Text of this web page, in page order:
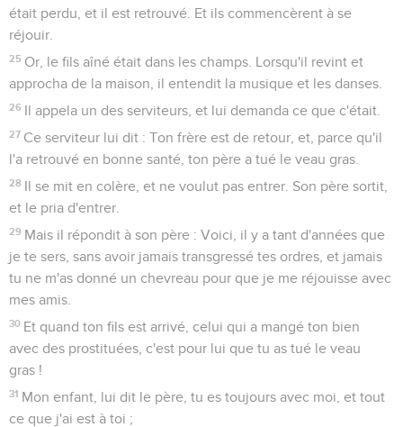
était perdu, et il est retrouvé. Et ils commencèrent à se
réjouir.
25 Or, le fils aîné était dans les champs. Lorsqu'il revint et
approcha de la maison, il entendit la musique et les danses.
26 Il appela un des serviteurs, et lui demanda ce que c'était.
27 Ce serviteur lui dit : Ton frère est de retour, et, parce qu'il
l'a retrouvé en bonne santé, ton père a tué le veau gras.
28 Il se mit en colère, et ne voulut pas entrer. Son père sortit,
et le pria d'entrer.
29 Mais il répondit à son père : Voici, il y a tant d'années que
je te sers, sans avoir jamais transgressé tes ordres, et jamais
tu ne m'as donné un chevreau pour que je me réjouisse avec
mes amis.
30 Et quand ton fils est arrivé, celui qui a mangé ton bien
avec des prostituées, c'est pour lui que tu as tué le veau
gras !
31 Mon enfant, lui dit le père, tu es toujours avec moi, et tout
ce que j'ai est à toi ;